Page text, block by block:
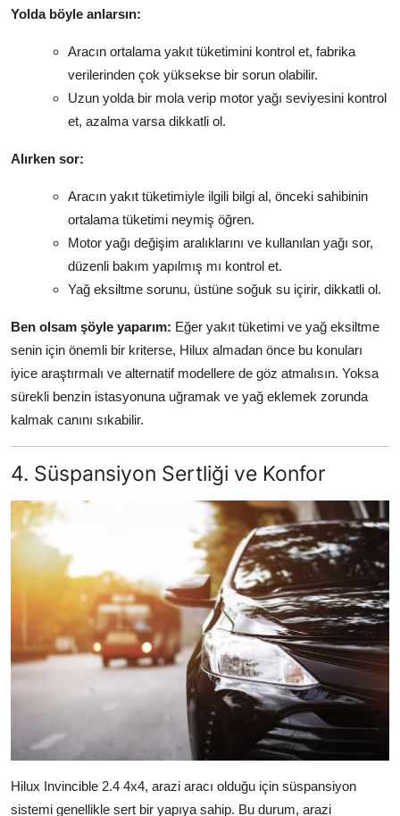
Yolda böyle anlarsın:
Aracın ortalama yakıt tüketimini kontrol et, fabrika
verilerinden çok yüksekse bir sorun olabilir.
Uzun yolda bir mola verip motor yağı seviyesini kontrol
et, azalma varsa dikkatli ol.
Alırken sor:
Aracın yakıt tüketimiyle ilgili bilgi al, önceki sahibinin
ortalama tüketimi neymiş öğren.
Motor yağı değişim aralıklarını ve kullanılan yağı sor,
düzenli bakım yapılmış mı kontrol et.
Yağ eksiltme sorunu, üstüne soğuk su içirir, dikkatli ol.
Ben olsam şöyle yaparım: Eğer yakıt tüketimi ve yağ eksiltme
senin için önemli bir kriterse, Hilux almadan önce bu konuları
iyice araştırmalı ve alternatif modellere de göz atmalısın. Yoksa
sürekli benzin istasyonuna uğramak ve yağ eklemek zorunda
kalmak canını sıkabilir.
4. Süspansiyon Sertliği ve Konfor
Hilux Invincible 2.4 4x4, arazi aracı olduğu için süspansiyon
sistemi genellikle sert bir yapıya sahip. Bu durum, arazi